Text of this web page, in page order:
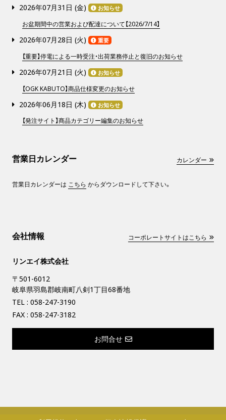
2026年07月31日 (金) お知らせ
お盆期間中の営業および配達について【2026/7/14】
2026年07月28日 (火) 重要
【重要】停電による一時受注・出荷業務停止と復旧のお知らせ
2026年07月21日 (火) お知らせ
【OGK KABUTO】商品仕様変更のお知らせ
2026年06月18日 (木) お知らせ
【発注サイト】商品カテゴリー編集のお知らせ
営業日カレンダー カレンダー
営業日カレンダーは こちら からダウンロードして下さい。
会社情報 コーポレートサイトはこちら
リンエイ株式会社
〒501-6012
岐阜県羽島郡岐南町八剣1丁目68番地
TEL : 058-247-3190
FAX : 058-247-3182
お問合せ